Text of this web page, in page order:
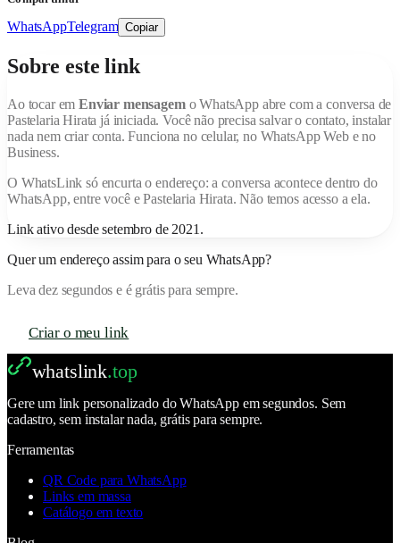
WhatsAppTelegram Copiar
Sobre este link
Ao tocar emEnviar mensagem o WhatsApp abre com a conversa de
Pastelaria Hirata já iniciada. Você não precisa salvar o contato, instalar
nada nem criar conta. Funciona no celular, no WhatsApp Web e no
Business.
O WhatsLink só encurta o endereço: a conversa acontece dentro do
WhatsApp, entre você ePastelaria Hirata. Não temos acesso a ela.
Link ativo desde setembro de 2021 .
Quer um endereço assim para o seu WhatsApp?
Leva dez segundos e é grátis para sempre.
Criar o meu link
whatslink.top
Gere um link personalizado do WhatsApp em segundos. Sem
cadastro, sem instalar nada, grátis para sempre.
Ferramentas
QR Code para WhatsApp
Links em massa
Catálogo em texto